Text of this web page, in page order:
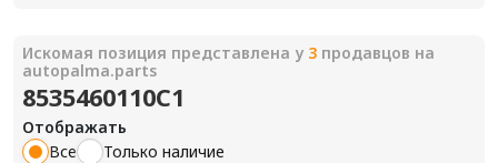
Искомая позиция представлена у 3 продавцов на
autopalma.parts
8535460110C1
Отображать
Все
Только наличие